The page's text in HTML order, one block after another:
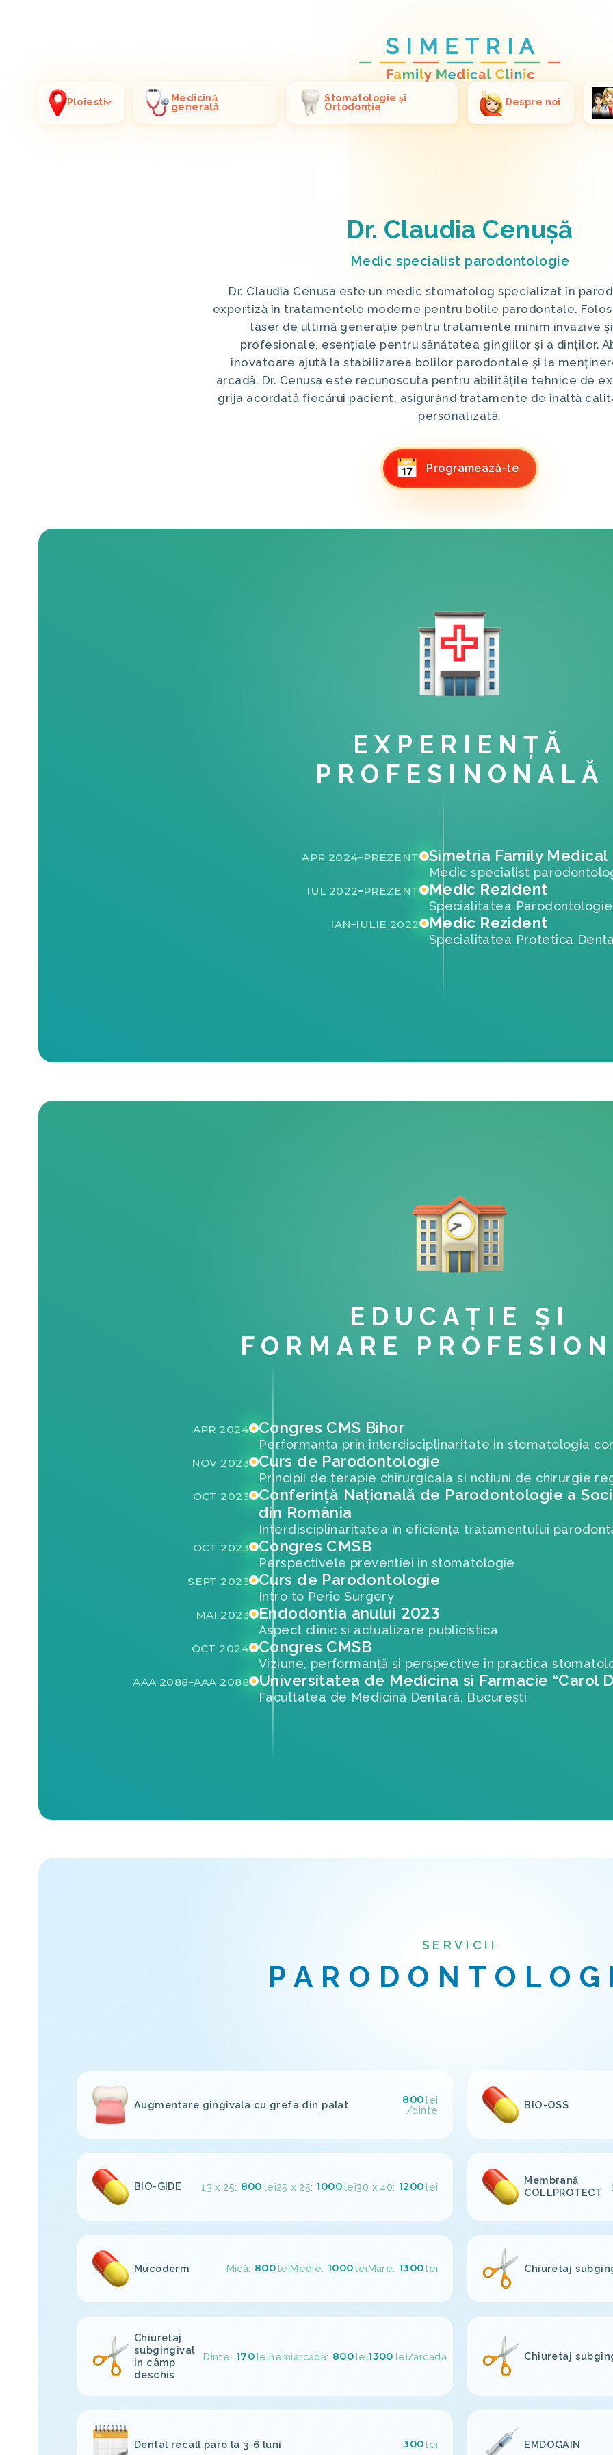
Ploiesti
Medicină
generală
Stomatologie și
Ortodonție
Despre noi
Dr. Claudia Cenușă
Medic specialist parodontologie
Dr. Claudia Cenusa este un medic stomatolog specializat în
expertiză în tratamentele moderne pentru bolile parodontale.
laser de ultimă generație pentru tratamente minim invazive
profesionale, esențiale pentru sănătatea gingiilor și a dinților.
inovatoare ajută la stabilizarea bolilor parodontale și la
arcadă. Dr. Cenusa este recunoscuta pentru abilitățile tehnice de
grija acordată fiecărui pacient, asigurând tratamente de înaltă
personalizată.
Programează-te
EXPERIENȚĂ
PROFESINONALĂ
APR 2024 PREZENT Simetria Family Medical
Medic specialist
IUL 2022 PREZENT Medic Rezident
Specialitatea Parodontologie
IAN IULIE 2022 Medic Rezident
Specialitatea Protetica
EDUCAȚIE ȘI
FORMARE
APR 2024 Congres CMS Bihor
Performanta prin interdisciplinaritate in stomatologia
NOV 2023 Curs de Parodontologie
Principii de terapie chirurgicala si notiuni de chirurgie
OCT 2023
Conferinţă Naţională de Parodontologie a
din România
Interdisciplinaritatea ȋn eficienţa tratamentului
OCT 2023 Congres CMSB
Perspectivele preventiei in stomatologie
SEPT 2023 Curs de Parodontologie
Intro to Perio Surgery
MAI 2023 Endodontia anului 2023
Aspect clinic si actualizare publicistica
OCT 2024 Congres CMSB
Viziune, performanță și perspective in practica
AAA 2088 AAA 2088 Universitatea de Medicina si Farmacie “Carol
Facultatea de Medicină Dentară, București
SERVICII
Augmentare gingivala cu grefa din palat 800lei
/dinte
BIO-OSS
BIO-GIDE 13 x 25: 800 lei25 x 25: 1000lei30 x 40: 1200lei
Membrană
COLLPROTECT
Mucoderm Mică: 800leiMedie: 1000leiMare: 1300lei Chiuretaj
Chiuretaj
subgingival
in câmp
deschis
Dinte: 170leihemiarcadă: 800lei1300 lei/arcadă Chiuretaj
Dental recall paro la 3-6 luni 300lei EMDOGAIN